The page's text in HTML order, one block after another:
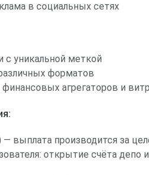
в социальных сетях
с уникальной меткой
форматов
агрегаторов и
— выплата производится за
открытие счёта депо